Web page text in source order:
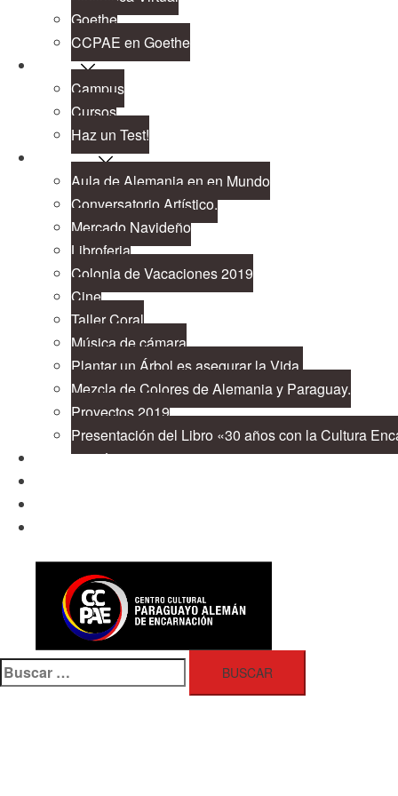
Goethe
CCPAE en Goethe
Cursos
Campus
Cursos
Haz un Test!
Proyectos
Aula de Alemania en en Mundo
Conversatorio Artístico.
Mercado Navideño
Libroferia
Colonia de Vacaciones 2019
Cine
Taller Coral
Música de cámara
Plantar un Árbol es asegurar la Vida.
Mezcla de Colores de Alemania y Paraguay.
Proyectos 2019
Presentación del Libro «30 años con la Cultura
Cooperación
Buscar: